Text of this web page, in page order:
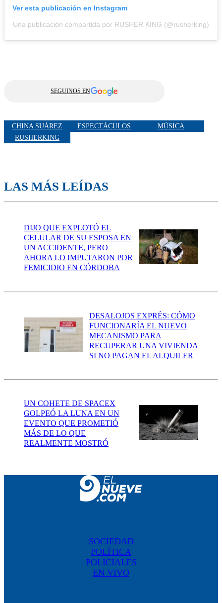
Ver esta publicación en Instagram
Una publicación compartida por RUSHER KING (@rusherking)
SEGUINOS EN
CHINA SUÁREZ ESPECTÁCULOS
MÚSICA
RUSHERKING
LAS MÁS LEÍDAS
DIJO QUE EXPLOTÓ EL
CELULAR DE SU ESPOSA EN
UN ACCIDENTE, PERO
AHORA LO IMPUTARON POR
FEMICIDIO EN CÓRDOBA
DESALOJOS EXPRÉS: CÓMO
FUNCIONARÍA EL NUEVO
MECANISMO PARA
RECUPERAR UNA VIVIENDA
SI NO PAGAN EL ALQUILER
UN COHETE DE SPACEX
GOLPEÓ LA LUNA EN UN
EVENTO QUE PROMETIÓ
MÁS DE LO QUE
REALMENTE MOSTRÓ
SOCIEDAD
POLÍTICA
POLICIALES
EN VIVO